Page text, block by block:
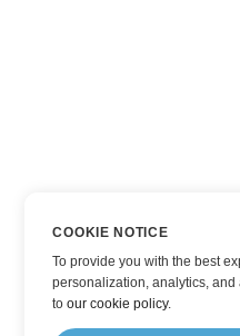
COOKIE NOTICE
To provide you with the best
personalization, analytics,
toour cookie policy.